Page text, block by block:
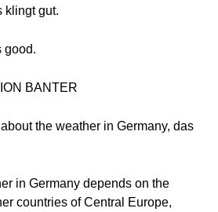
klingt gut.
good.
BANTER
the weather in Germany, das
in Germany depends on the
countries of Central Europe,